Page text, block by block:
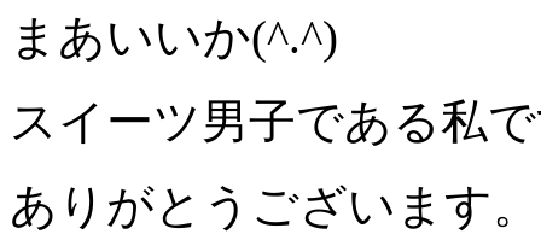
まあいいか(^.^)
スイーツ男子である私
ありがとうございます。